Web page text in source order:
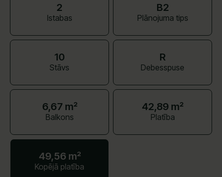
2
Istabas
B2
Plānojuma tips
10
Stāvs
R
Debesspuse
6,67 m²
Balkons
42,89 m²
Platība
49,56 m²
Kopējā platība